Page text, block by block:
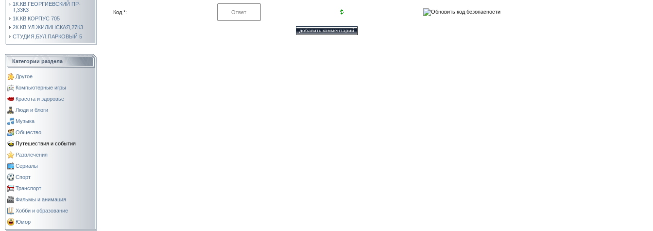
1К.КВ.ГЕОРГИЕВСКИЙ ПР-
Т,33К3
1К.КВ.КОРПУС 705
2К.КВ.УЛ.ЖИЛИНСКАЯ,27К3
СТУДИЯ,БУЛ.ПАРКОВЫЙ 5
Категории раздела
Другое
Компьютерные игры
Красота и здоровье
Люди и блоги
Музыка
Общество
Путешествия и события
Развлечения
Сериалы
Спорт
Транспорт
Фильмы и анимация
Хобби и образование
Юмор
Код *: